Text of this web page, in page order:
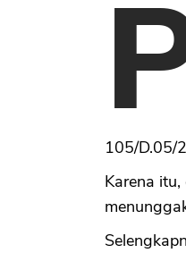
105/D.05/
Karena